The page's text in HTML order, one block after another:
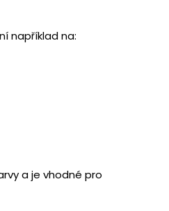
například na:
a je vhodné pro